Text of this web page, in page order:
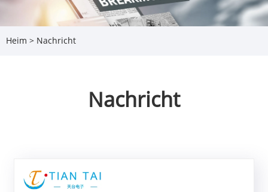
Heim > Nachricht
Nachricht